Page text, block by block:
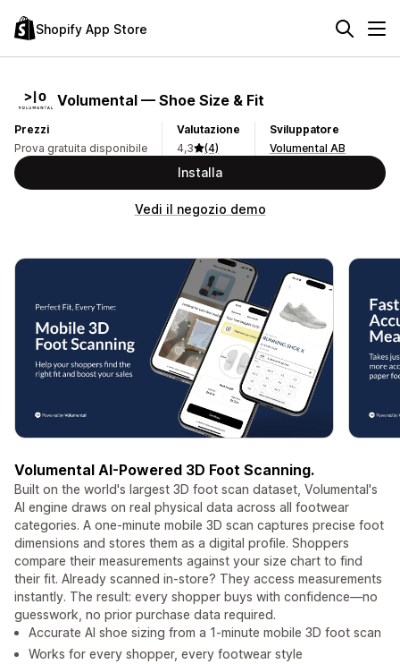
Shopify App Store
Volumental — Shoe Size & Fit
Prezzi
Prova gratuita disponibile
Valutazione
4,3
(4)
Sviluppatore
Volumental AB
Installa
Vedi il negozio demo
Volumental AI-Powered 3D Foot Scanning.
Built on the world's largest 3D foot scan dataset, Volumental's
AI engine draws on real physical data across all footwear
categories. A one-minute mobile 3D scan captures precise foot
dimensions and stores them as a digital profile. Shoppers
compare their measurements against your size chart to find
their fit. Already scanned in-store? They access measurements
instantly. The result: every shopper buys with confidence—no
guesswork, no prior purchase data required.
Accurate AI shoe sizing from a 1-minute mobile 3D foot scan
Works for every shopper, every footwear style